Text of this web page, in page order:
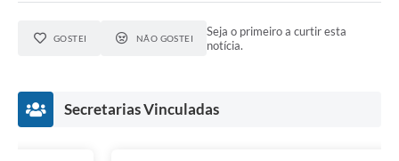
GOSTEI NÃO GOSTEI
Seja o primeiro a curtir esta
notícia.
Secretarias Vinculadas